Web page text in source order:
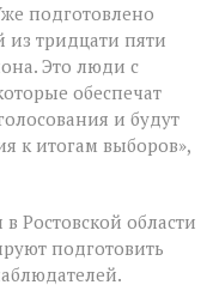
подготовлено
из тридцати пяти
Это люди с
обеспечат
и будут
к итогам выборов»,
Ростовской области
подготовить